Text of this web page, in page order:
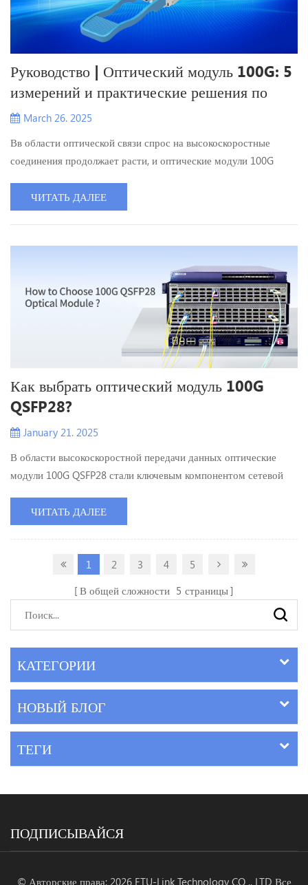
Руководство | Оптический модуль 100G: 5
измерений и практические решения по
выбору
March 26. 2025
Вв области оптической связи спрос на высокоскоростные
соединения продолжает расти, и оптические модули 100G
Столкнувшись с различными моделями, такими
какSR4/LR4/ER4, как инженерам выбирать? В этой статье
практические решения по выбору, которые помогут вам
преодолеть трудности выбора! 1. УпаковкаДо...
ЧИТАТЬ ДАЛЕЕ
Как выбрать оптический модуль 100G
QSFP28?
January 21. 2025
В области высокоскоростной передачи данных оптические
модули 100G QSFP28 стали ключевым компонентом сетевой
обработки данных и расширением сетевого покрытия, как
выбрать правильный оптический модуль - одноволокно (BIDI)
сетевые инженеры и лица, принимающие решения, должны
ЧИТАТЬ ДАЛЕЕ
1 2 3 4
5
В общей сложности 5 страницы
КАТЕГОРИИ
НОВЫЙ БЛОГ
ТЕГИ
ПОДПИСЫВАЙСЯ
© Авторские права: 2026 ETU-Link Technology CO ., LTD Все